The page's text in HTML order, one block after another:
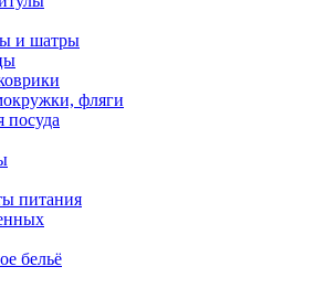
и шатры
фляги
посуда
питания
бельё